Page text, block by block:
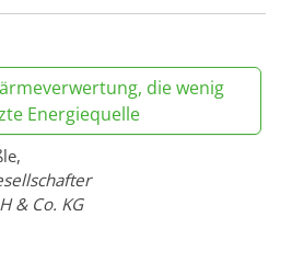
die wenig
Energiequelle
& Co. KG